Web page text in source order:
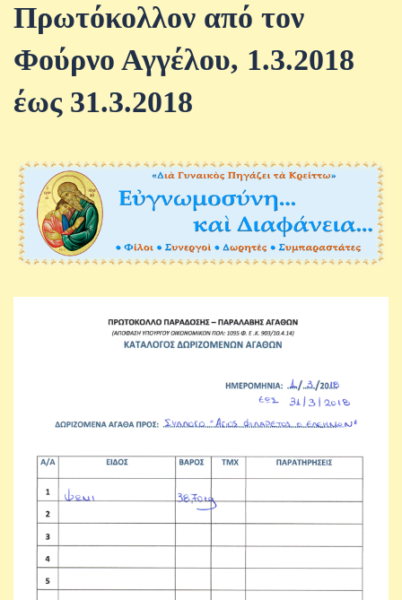
Πρωτόκολλον από τον
Φούρνο Αγγέλου, 1.3.2018
έως 31.3.2018